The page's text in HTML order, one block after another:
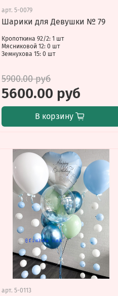
арт.5-0079
Шарики для Девушки № 79
Кропоткина 92/2: 1 шт
Мясниковой 12: 0 шт
Земнухова 15: 0 шт
5900.00 руб
5600.00 руб
В корзину
арт.5-0113